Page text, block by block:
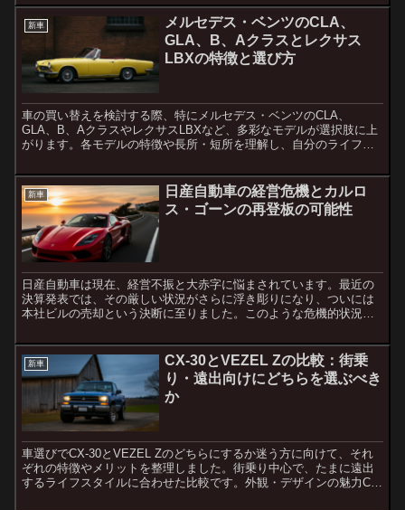
新車
メルセデス・ベンツのCLA、
GLA、B、Aクラスとレクサス
LBXの特徴と選び方
車の買い替えを検討する際、特にメルセデス・ベンツのCLA、
GLA、B、AクラスやレクサスLBXなど、多彩なモデルが選択肢に上
がります。各モデルの特徴や長所・短所を理解し、自分のライフス
新車
日産自動車の経営危機とカルロ
ス・ゴーンの再登板の可能性
日産自動車は現在、経営不振と大赤字に悩まされています。最近の
決算発表では、その厳しい状況がさらに浮き彫りになり、ついには
本社ビルの売却という決断に至りました。このような危機的状況に
新車
CX-30とVEZEL Zの比較：街乗
り・遠出向けにどちらを選ぶべき
か
車選びでCX-30とVEZEL Zのどちらにするか迷う方に向けて、それ
ぞれの特徴やメリットを整理しました。街乗り中心で、たまに遠出
するライフスタイルに合わせた比較です。外観・デザインの魅力CX-